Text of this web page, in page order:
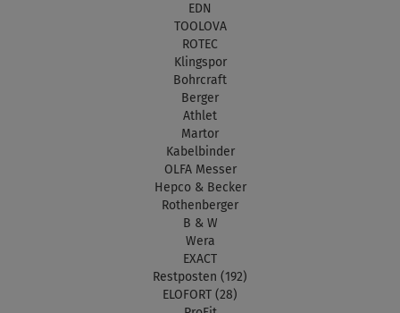
EDN
TOOLOVA
ROTEC
Klingspor
Bohrcraft
Berger
Athlet
Martor
Kabelbinder
OLFA Messer
Hepco & Becker
Rothenberger
B & W
Wera
EXACT
Restposten (192)
ELOFORT (28)